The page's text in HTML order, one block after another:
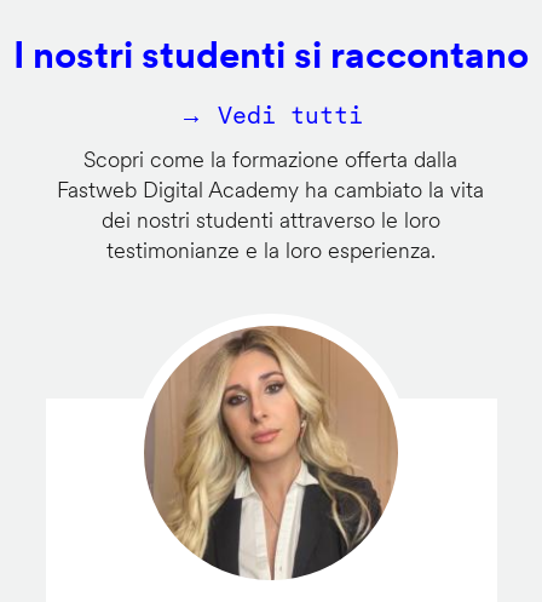
I nostri studenti si raccontano
→ Vedi tutti
Scopri come la formazione offerta dalla
Fastweb Digital Academy ha cambiato la vita
dei nostri studenti attraverso le loro
testimonianze e la loro esperienza.